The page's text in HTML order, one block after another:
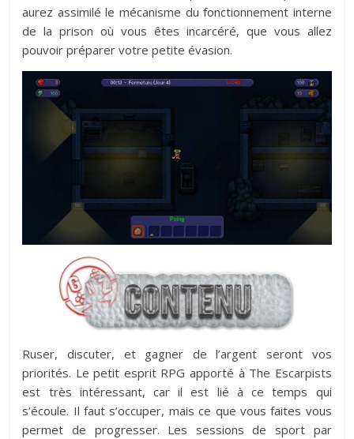
aurez assimilé le mécanisme du fonctionnement interne
de la prison où vous êtes incarcéré, que vous allez
pouvoir préparer votre petite évasion.
Ruser, discuter, et gagner de l’argent seront vos
priorités. Le petit esprit RPG apporté à The Escarpists
est très intéressant, car il est lié à ce temps qui
s’écoule. Il faut s’occuper, mais ce que vous faites vous
permet de progresser. Les sessions de sport par